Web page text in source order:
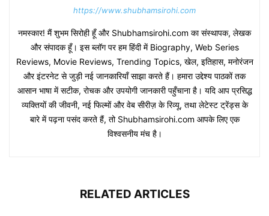
https://www.shubhamsirohi.com
नमस्कार! मैं शुभम सिरोही हूँ और Shubhamsirohi.com का संस्थापक, लेखक
और संपादक हूँ। इस ब्लॉग पर हम हिंदी में Biography, Web Series
Reviews, Movie Reviews, Trending Topics, खेल, इतिहास, मनोरंजन
और इंटरनेट से जुड़ी नई जानकारियाँ साझा करते हैं। हमारा उद्देश्य पाठकों तक
आसान भाषा में सटीक, रोचक और उपयोगी जानकारी पहुँचाना है। यदि आप प्रसिद्ध
व्यक्तियों की जीवनी, नई फिल्मों और वेब सीरीज़ के रिव्यू, तथा लेटेस्ट ट्रेंड्स के
बारे में पढ़ना पसंद करते हैं, तो Shubhamsirohi.com आपके लिए एक
विश्वसनीय मंच है।
RELATED ARTICLES